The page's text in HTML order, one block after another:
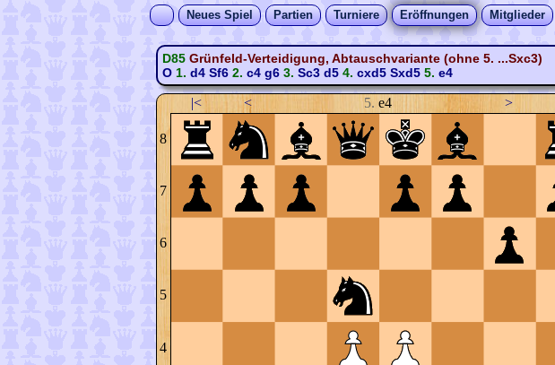
Neues Spiel Partien Turniere Eröffnungen Mitglieder
D85 Grünfeld-Verteidigung, Abtauschvariante (ohne 5. ...Sxc3)
O1. d4 Sf62. c4 g63. Sc3 d54. cxd5 Sxd55. e4
|< < 5. e4 >
8
7
6
5
4